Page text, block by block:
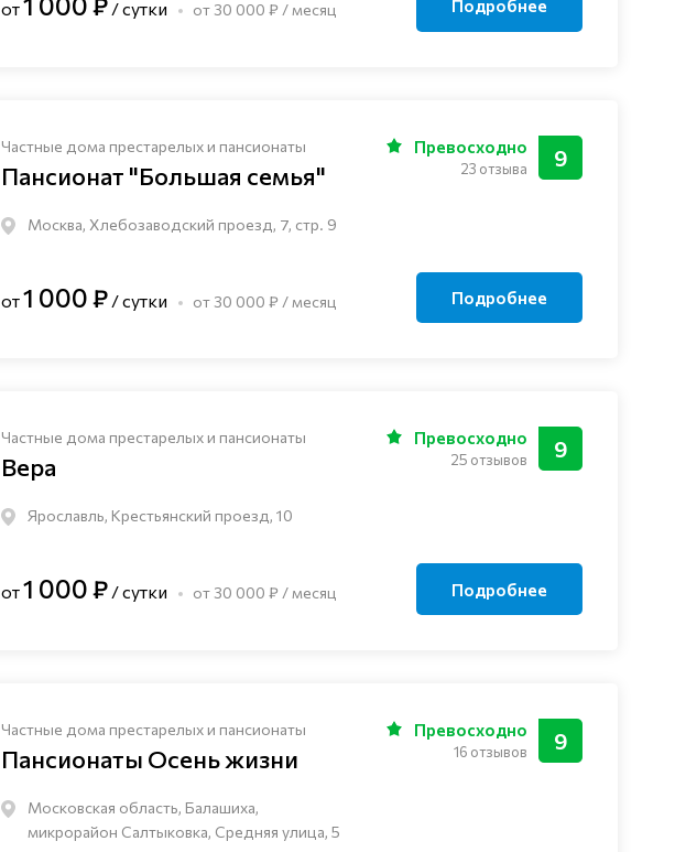
от / сутки от 30 000 ₽ / месяц Подробнее
Частные дома престарелых и пансионаты
Пансионат "Большая семья"
Москва, Хлебозаводский проезд, 7, стр. 9
9
Превосходно
23 отзыва
от1 000 ₽ / сутки от 30 000 ₽ / месяц Подробнее
Частные дома престарелых и пансионаты
Вера
Ярославль, Крестьянский проезд, 10
9
Превосходно
25 отзывов
от1 000 ₽ / сутки от 30 000 ₽ / месяц Подробнее
Частные дома престарелых и пансионаты
Пансионаты Осень жизни
Московская область, Балашиха,
микрорайон Салтыковка, Средняя улица, 5
9
Превосходно
16 отзывов